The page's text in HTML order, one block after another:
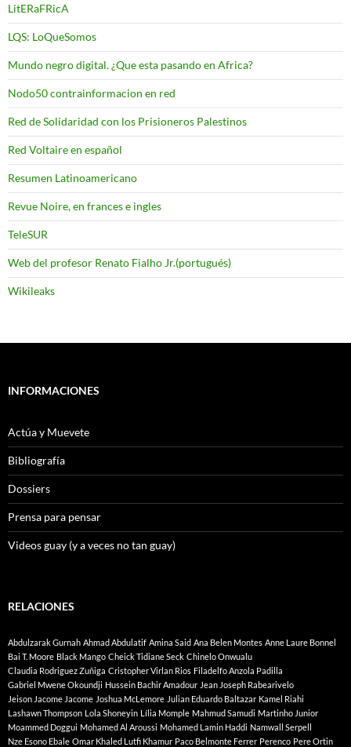
LitERaFRicA
LQS: LoQueSomos
Mundo negro digital. ¿Que esta pasando en Africa?
Nodo50 contrainformacion en red
Red de Solidaridad con los Prisioneros Palestinos
Red Voltaire en español
Resumen Latinoamericano
Revue Noire, en frances e ingles
TeleSUR
Web del profesor Renato Fialho Jr.(portugués)
Wikileaks
INFORMACIONES
Actúa y Muevete
Bibliografía
Dossiers
Prensa para pensar
Videos guay (y a veces no tan guay)
RELACIONES
Abdulzarak Gurnah Ahmad Abdulatif Amina Said Ana Belen Montes Anne Laure Bonnel
Bai T. Moore Black Mango Cheick Tidiane Seck Chinelo Onwualu
Claudia Rodriguez Zuñiga Cristopher Virlan Rios Filadelfo Anzola Padilla
Gabriel Mwene Okoundji Hussein Bachir Amadour Jean Joseph Rabearivelo
Jeison Jacome Jacome Joshua McLemore Julian Eduardo Baltazar Kamel Riahi
Lashawn Thompson Lola Shoneyin Lília Momple Mahmud Samudi Martinho Junior
Moammed Doggui Mohamed Al Aroussi Mohamed Lamin Haddi Namwall Serpell
Nze Esono Ebale Omar Khaled Lutfi Khamur Paco Belmonte Ferrer Perenco Pere Ortin